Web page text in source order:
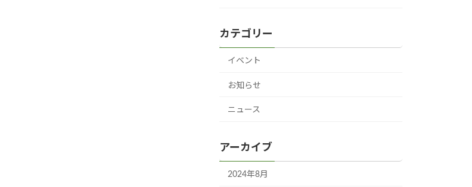
カテゴリー
イベント
お知らせ
ニュース
アーカイブ
2024年8月